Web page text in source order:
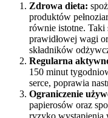
Zdrowa dieta:
produktów
równie istotne. Taki
prawidłowej wagi
składników
Regularna
150 minut
serce, poprawia
Ograniczenie
papierosów oraz